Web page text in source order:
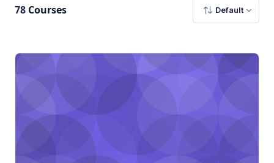
78 Courses Default